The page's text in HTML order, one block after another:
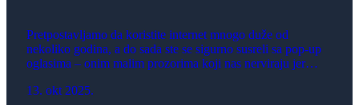
Pretpostavljamo da koristite internet mnogo duže od
nekoliko godina, a do sada ste se sigurno susreli sa pop-up
oglasima – onim malim prozorima koji nas nerviraju jer
Njihova pojava je bila toliko česta da su gotovo svi moderni
13. okt 2025.